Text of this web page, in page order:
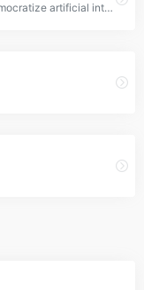
We’re on a journey to advance and democratize artificial intelligence through open source and open science.